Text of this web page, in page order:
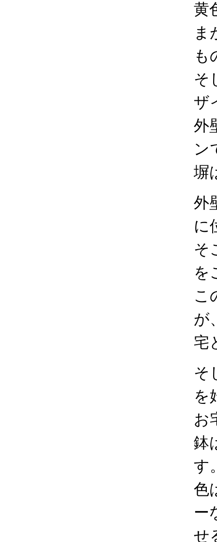
黄
ま
も
そ
ザ
外
ン
塀
外
に
そ
を
こ
が
宅
そ
を
お
鉢
す
色
ー
せ